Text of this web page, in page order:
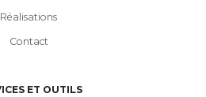
Réalisations
Contact
ET OUTILS